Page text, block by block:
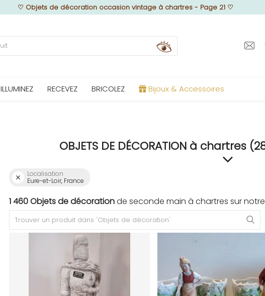
♡ Objets de décoration occasion vintage à chartres - Page 21 ♡
ILLUMINEZ RECEVEZ BRICOLEZ Bijoux & Accessoires
OBJETS DE DÉCORATION à
Localisation
Eure-et-Loir, France
1 460 Objets de décorationde seconde main à chartres sur